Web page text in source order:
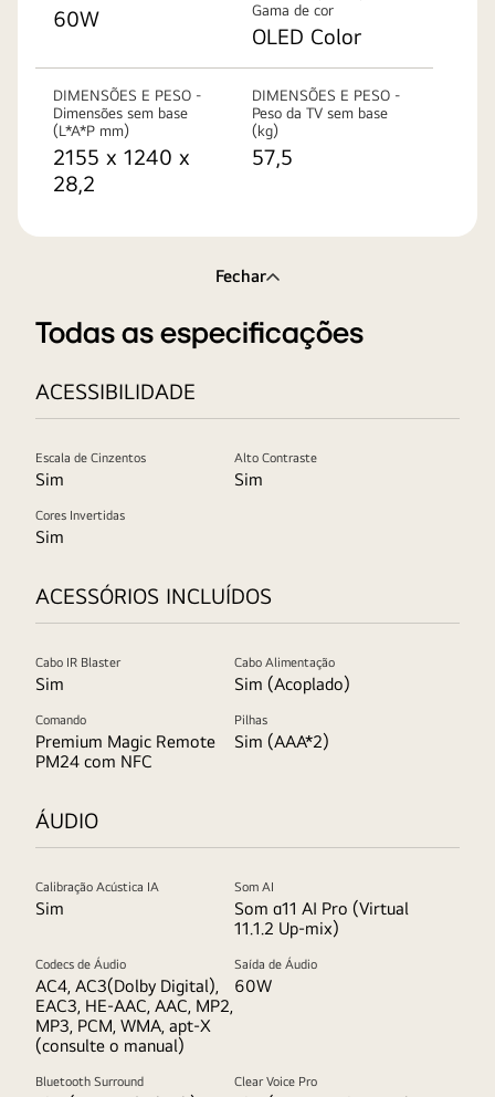
60W
Gama de cor
OLED Color
DIMENSÕES E PESO -
Dimensões sem base
(L*A*P mm)
2155 x 1240 x
28,2
DIMENSÕES E PESO -
Peso da TV sem base
(kg)
57,5
Fechar
Todas as especificações
ACESSIBILIDADE
Escala de Cinzentos
Sim
Alto Contraste
Sim
Cores Invertidas
Sim
ACESSÓRIOS INCLUÍDOS
Cabo IR Blaster
Sim
Cabo Alimentação
Sim (Acoplado)
Comando
Premium Magic Remote
PM24 com NFC
Pilhas
Sim (AAA*2)
ÁUDIO
Calibração Acústica IA
Sim
Som AI
Som α11 AI Pro (Virtual
11.1.2 Up-mix)
Codecs de Áudio
AC4, AC3(Dolby Digital),
EAC3, HE-AAC, AAC, MP2,
MP3, PCM, WMA, apt-X
(consulte o manual)
Saída de Áudio
60W
Bluetooth Surround Clear Voice Pro